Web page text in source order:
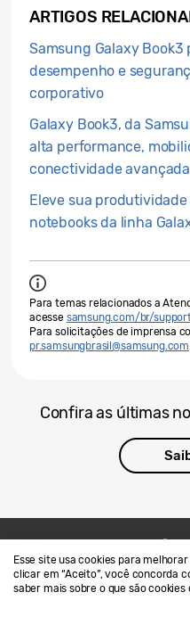
Esse site usa cookies para
clicar em “Aceito”, você concorda
saber mais sobre o que são
ARTIGOS
Samsung Galaxy Book3
desempenho e
corporativo
Galaxy Book3, da
alta performance,
conectividade avançada
Eleve sua
notebooks da linha
Para temas relacionados a
acesse samsung.com/br/
Para solicitações de imprensa
pr.samsungbrasil@samsung.com
Confira as últimas
Contato
Termos de Uso